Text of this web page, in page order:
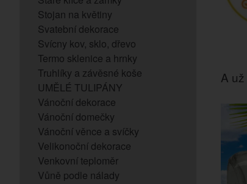
Stojan na květiny
Svatební dekorace
Svícny kov, sklo, dřevo
Termo sklenice a hrnky
Truhlíky a závěsné koše
UMĚLÉ TULIPÁNY
Vánoční dekorace
Vánoční domečky
Vánoční věnce a svíčky
Velikonoční dekorace
Venkovní teploměr
Vůně podle nálady
A